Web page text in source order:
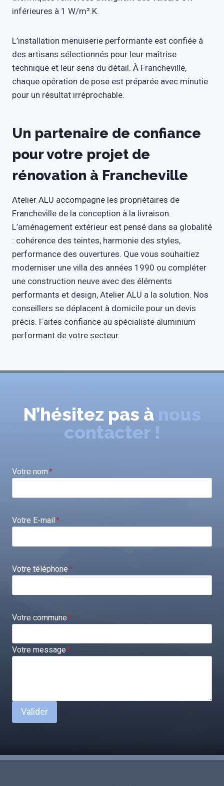
inférieures à 1 W/m².K.
L’installation menuiserie performante est confiée à
des artisans sélectionnés pour leur maîtrise
technique et leur sens du détail. À Francheville,
chaque opération de pose est préparée avec minutie
pour un résultat irréprochable.
Un partenaire de confiance
pour votre projet de
rénovation à Francheville
Atelier ALU accompagne les propriétaires de
Francheville de la conception à la livraison.
L’aménagement extérieur est pensé dans sa globalité
: cohérence des teintes, harmonie des styles,
performance des ouvertures. Que vous souhaitiez
moderniser une villa des années 1990 ou compléter
une construction neuve avec des éléments
performants et design, Atelier ALU a la solution. Nos
conseillers se déplacent à domicile pour un devis
précis. Faites confiance au spécialiste aluminium
performant de votre secteur.
N’hésitez pas à nous
contacter !
Votre nom*
Votre E-mail*
Votre téléphone*
Votre commune*
Votre message*
Valider